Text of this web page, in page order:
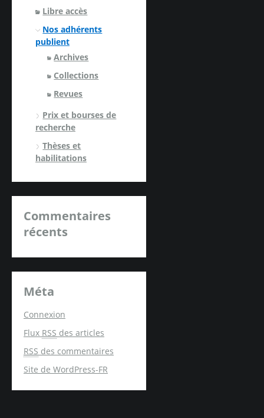
Libre accès
Nos adhérents
publient
Archives
Collections
Revues
Prix et bourses de
recherche
Thèses et
habilitations
Commentaires
récents
Méta
Connexion
Flux RSS des articles
RSS des commentaires
Site de WordPress-FR